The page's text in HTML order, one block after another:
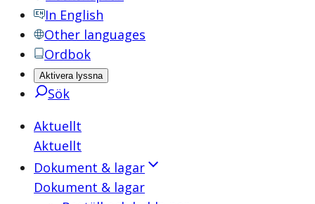
In English
Other languages
Ordbok
Aktivera lyssna
Sök
Aktuellt
Aktuellt
Dokument & lagar
Dokument & lagar